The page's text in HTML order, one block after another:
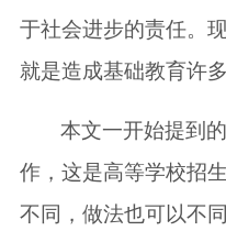
于社会进步的责任。
就是造成基础教育许
本文一开始提到
作，这是高等学校招
不同，做法也可以不